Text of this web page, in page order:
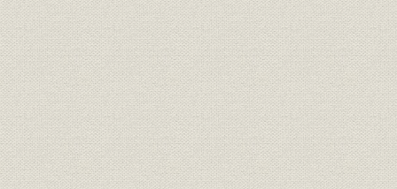
三井不動産株式会社原始定款
三井不動産株式会社現行定款
従業員数の推移
新株式の発行推移
株価の推移